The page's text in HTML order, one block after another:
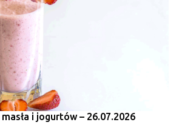
i jogurtów – 26.07.2026